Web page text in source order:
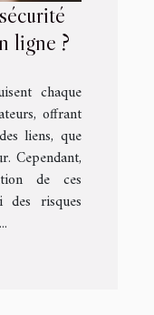
ligne ?
chaque
offrant
liens, que
Cependant,
de ces
des risques